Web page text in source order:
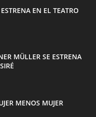
EN EL TEATRO
MÜLLER SE ESTRENA
MENOS MUJER